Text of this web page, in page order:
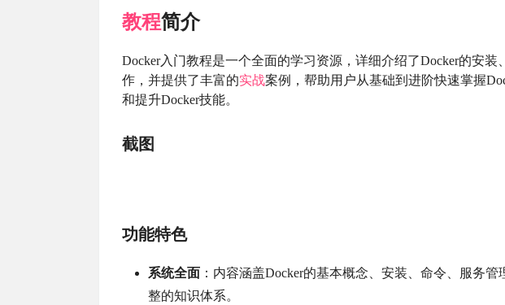
教程简介
Docker入门教程是一个全面的学习资源，详细介绍了Docker的安
作，并提供了丰富的实战案例，帮助用户从基础到进阶快速掌握
和提升Docker技能。
截图
功能特色
系统全面 ：内容涵盖Docker的基本概念、安装、命令、服务
整的知识体系。